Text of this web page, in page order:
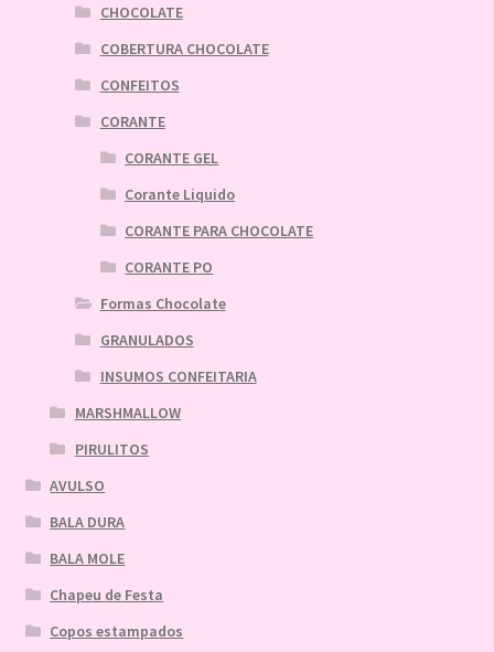
CHOCOLATE
COBERTURA CHOCOLATE
CONFEITOS
CORANTE
CORANTE GEL
Corante Liquido
CORANTE PARA CHOCOLATE
CORANTE PO
Formas Chocolate
GRANULADOS
INSUMOS CONFEITARIA
MARSHMALLOW
PIRULITOS
AVULSO
BALA DURA
BALA MOLE
Chapeu de Festa
Copos estampados